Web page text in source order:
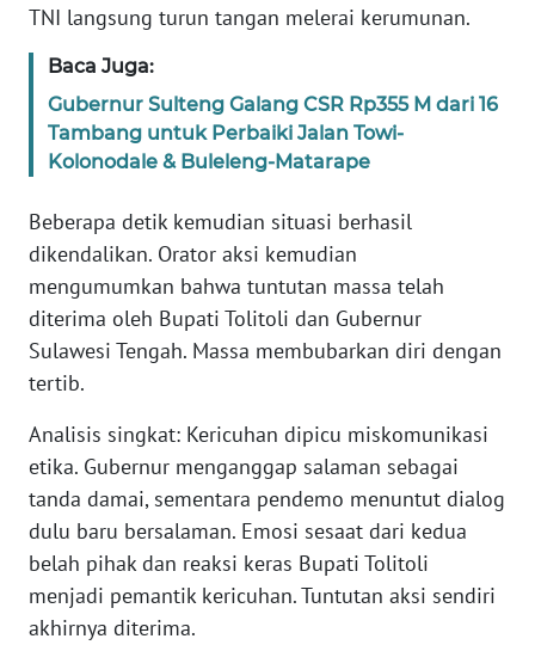
TNI langsung turun tangan melerai kerumunan.
Baca Juga:
Gubernur Sulteng Galang CSR Rp355 M dari 16
Tambang untuk Perbaiki Jalan Towi-
Kolonodale & Buleleng-Matarape
Beberapa detik kemudian situasi berhasil
dikendalikan. Orator aksi kemudian
mengumumkan bahwa tuntutan massa telah
diterima oleh Bupati Tolitoli dan Gubernur
Sulawesi Tengah. Massa membubarkan diri dengan
tertib.
Analisis singkat: Kericuhan dipicu miskomunikasi
etika. Gubernur menganggap salaman sebagai
tanda damai, sementara pendemo menuntut dialog
dulu baru bersalaman. Emosi sesaat dari kedua
belah pihak dan reaksi keras Bupati Tolitoli
menjadi pemantik kericuhan. Tuntutan aksi sendiri
akhirnya diterima.
SERAMBI
WN
JAMBI
SULTRA
WN
NTB
WN
WN
SULBAR
WN
BABEL